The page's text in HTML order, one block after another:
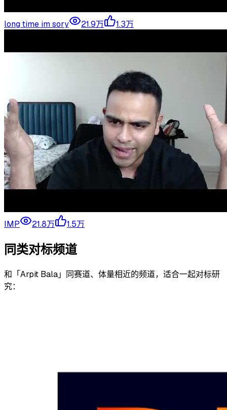
long time im sory 21.9万 1.3万
IMP 21.8万 1.5万
同类对标频道
和「Arpit Bala」同赛道、体量相近的频道，适合一起对标研
究：